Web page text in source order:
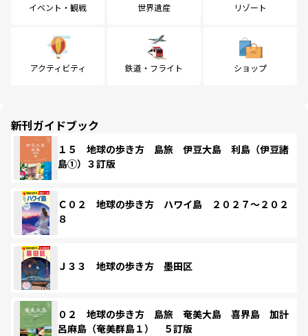
イベント・観戦 世界遺産 リゾート
アクティビティ 鉄道・フライト ショップ
新刊ガイドブック
１５ 地球の歩き方 島旅 伊豆大島 利島（伊豆諸
島①）３訂版
Ｃ０２ 地球の歩き方 ハワイ島 ２０２７～２０２
８
Ｊ３３ 地球の歩き方 墨田区
０２ 地球の歩き方 島旅 奄美大島 喜界島 加計
呂麻島（奄美群島１） ５訂版